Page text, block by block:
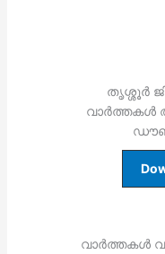
തൃശ്ശൂര്‍
വാര്‍ത്തകള്‍
വാര്‍ത്തകള്‍